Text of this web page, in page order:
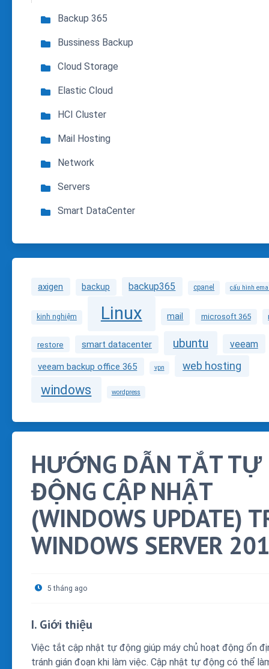
Backup 365
Bussiness Backup
Cloud Storage
Elastic Cloud
HCI Cluster
Mail Hosting
Network
Servers
Smart DataCenter
axigen backup backup365 cpanel cấu hình
kinh nghiệm Linux mail microsoft 365
restore smart datacenter ubuntu veeam
veeam backup office 365 vpn web hosting
windows wordpress
HƯỚNG DẪN TẮT TỰ
ĐỘNG CẬP NHẬT
(WINDOWS UPDATE)
WINDOWS SERVER
5 tháng ago
I. Giới thiệu
Việc tắt cập nhật tự động giúp máy chủ hoạt động ổn
tránh gián đoạn khi làm việc. Cập nhật tự động có thể